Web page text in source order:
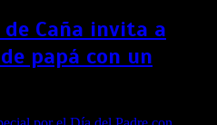
Caña invita a
papá con un